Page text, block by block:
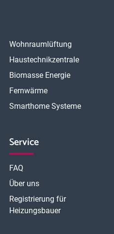
Wohnraumlüftung
Haustechnikzentrale
Biomasse Energie
Fernwärme
Smarthome Systeme
Service
FAQ
Über uns
Registrierung für
Heizungsbauer